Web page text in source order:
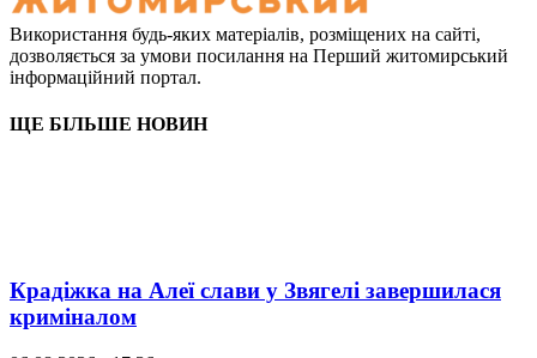
Використання будь-яких матеріалів, розміщених на сайті,
дозволяється за умови посилання на Перший житомирський
інформаційний портал.
ЩЕ БІЛЬШЕ НОВИН
Крадіжка на Алеї слави у Звягелі завершилася
криміналом